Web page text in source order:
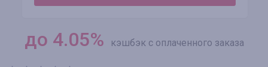
до 4.05% кэшбэк с оплаченного заказа